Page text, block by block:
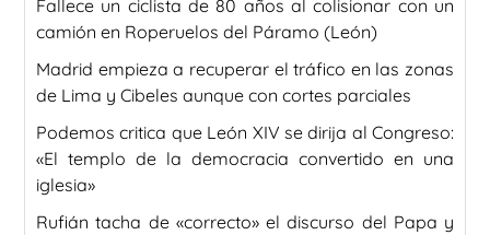
Fallece un ciclista de 80 años al colisionar con un
camión en Roperuelos del Páramo (León)
Madrid empieza a recuperar el tráfico en las zonas
de Lima y Cibeles aunque con cortes parciales
Podemos critica que León XIV se dirija al Congreso:
«El templo de la democracia convertido en una
iglesia»
Rufián tacha de «correcto» el discurso del Papa y